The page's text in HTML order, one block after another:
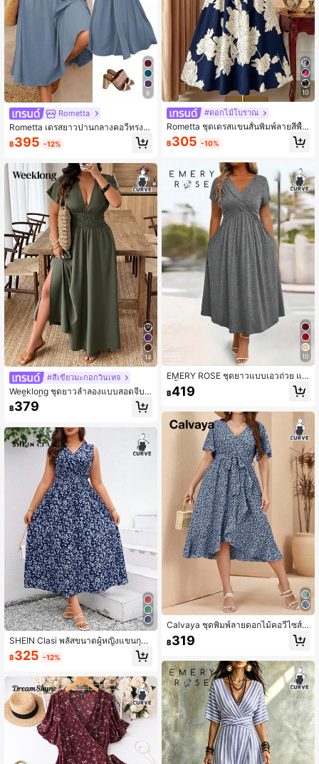
8
Rometta
Rometta เดรสยาวปานกลางคอวีทรงเอ
ไลน์ผ้าถักลายเกลียวระบายโซ่สำหรับผู้
หญิงไซส์ใหญ่ ฤดูใบไม้ผลิ/ฤดูร้อน
฿395 -12%
14
#สีเขียวมะกอกวินเทจ
Weeklong ชุดยาวลำลองแบบสอดจีบแ
ขนสั้นสีพื้นตัดแต่งด้วยรอยจีบและแอ่น
ไซส์เพลัส
฿379
SHEIN Clasi พลัสขนาดผู้หญิงแขนกุดล
ายดอกไม้พิมพ์ชุดฤดูร้อนยาว
฿325 -12%
10
#ดอกไม้โบราณ
Rometta ชุดเดรสแขนสั้นพิมพ์ลายสีพื้น
พลัสไซส์ คอไขว้ ทรงปล่อย สำหรับวันแ
ต่งงาน แขกรับเชิญในงานแต่งงาน
฿305 -10%
10
EMERY ROSE ชุดยาวแบบเอวถ่วย แข
นสั้น พับ ผ้าย่นสบายๆ ไซส์ใหญ่
฿419
Calvaya ชุดพิมพ์ลายดอกไม้คอวีไซส์บ
วก มีเข็มขัดและขอบปลายระบาย เหมา
ะสำหรับชุดแต่งตัวสำหรับผู้หญิงสูง สำห
฿319